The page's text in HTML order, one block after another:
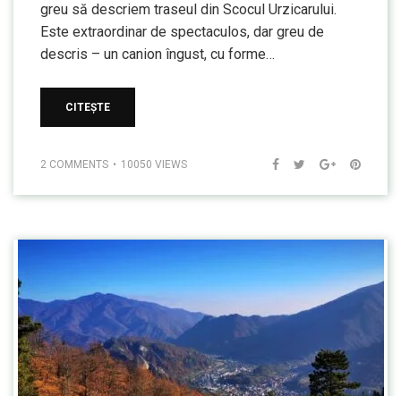
greu să descriem traseul din Scocul Urzicarului.
Este extraordinar de spectaculos, dar greu de
descris – un canion îngust, cu forme…
CITEȘTE
2 COMMENTS 10050 VIEWS